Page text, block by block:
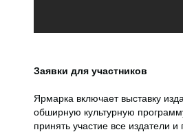
Заявки для участников
Ярмарка включает выставку
обширную культурную
принять участие все издатели и